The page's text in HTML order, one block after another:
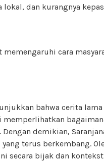
dan kurangnya
cara
bahwa cerita
memperlihatkan
demikian,
terus berkembang.
secara bijak dan